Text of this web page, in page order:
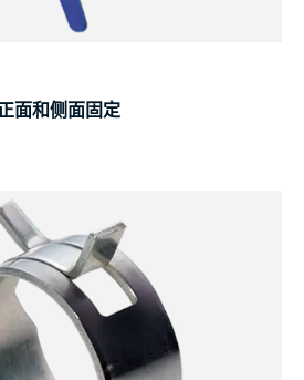
面和侧面固定